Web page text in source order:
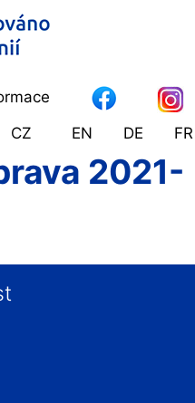
CZ
EN DE FR
2021-